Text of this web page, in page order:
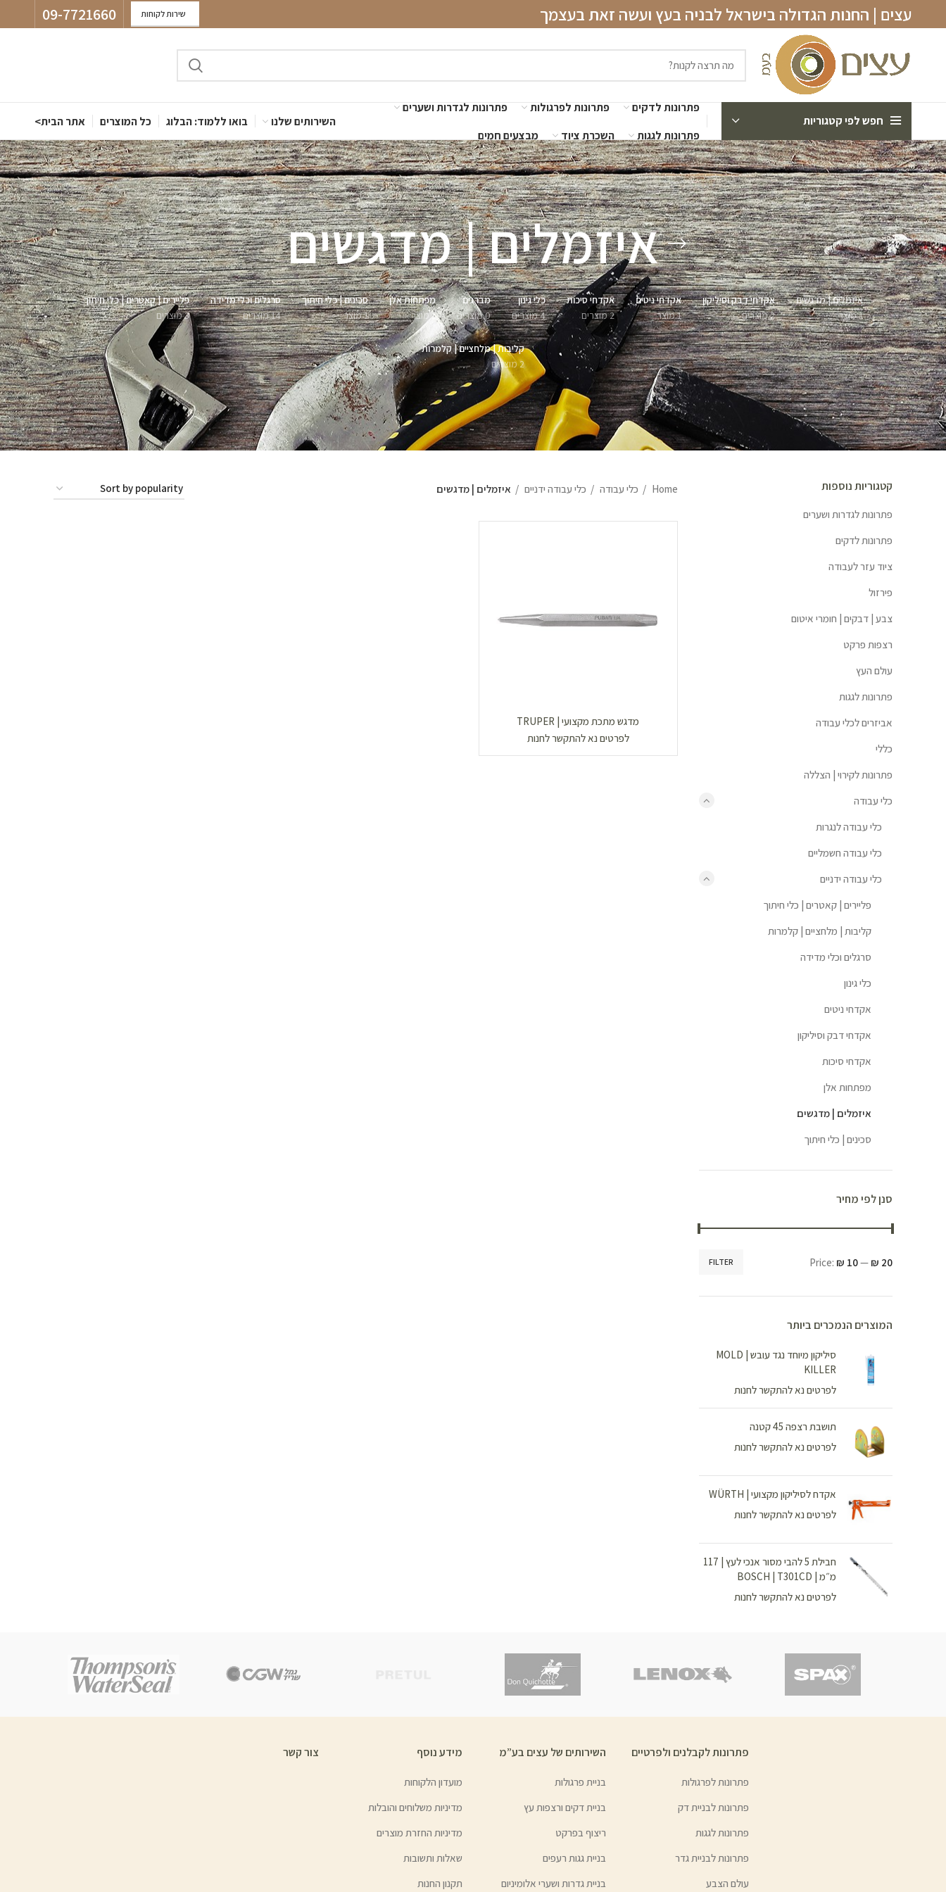
עצים | החנות הגדולה בישראל לבניה בעץ ועשה זאת בעצמך שירות לקוחות 09-7721660
חפש לפי קטגוריות
פתרונות לדקים פתרונות לפרגולות
פתרונות לגדרות ושערים
פתרונות לגגות
השכרת ציוד מבצעים חמים
השירותים שלנו בואו ללמוד: הבלוג כל המוצרים אתר הבית>
איזמלים | מדגשים
איזמלים | מדגשים
1 מוצר
אקדחי דבק וסיליקון
2 מוצרים
אקדחי ניטים
1 מוצר
אקדחי סיכות
2 מוצרים
כלי גינון
4 מוצרים
מברגים
0 מוצרים
מפתחות אלן
1 מוצר
סכינים | כלי חיתוך
1 מוצר
סרגלים וכלי מדידה
14 מוצרים
פליירים | קאטרים | כלי חיתוך
3 מוצרים
קליבות | מלחציים | קלמרות
2 מוצרים
קטגוריות נוספות
פתרונות לגדרות ושערים
פתרונות לדקים
ציוד עזר לעבודה
פירזול
צבע | דבקים | חומרי איטום
רצפות פרקט
עולם העץ
פתרונות לגגות
אביזרים לכלי עבודה
כללי
פתרונות לקירוי | הצללה
כלי עבודה
כלי עבודה לנגרות
כלי עבודה חשמליים
כלי עבודה ידניים
פליירים | קאטרים | כלי חיתוך
קליבות | מלחציים | קלמרות
סרגלים וכלי מדידה
כלי גינון
אקדחי ניטים
אקדחי דבק וסיליקון
אקדחי סיכות
מפתחות אלן
איזמלים | מדגשים
סכינים | כלי חיתוך
סנן לפי מחיר
FILTER Price: ₪ 10— ₪ 20
המוצרים הנמכרים ביותר
סיליקון מיוחד נגד עובש | MOLD
KILLER
לפרטים נא להתקשר לחנות
תושבת רצפה 45 קטנה
לפרטים נא להתקשר לחנות
אקדח לסיליקון מקצועי | WÜRTH
לפרטים נא להתקשר לחנות
חבילת 5 להבי מסור אנכי לעץ | 117
מ״מ | BOSCH | T301CD
לפרטים נא להתקשר לחנות
Home כלי עבודה כלי עבודה ידניים איזמלים | מדגשים
מדגש מתכת מקצועי | TRUPER
לפרטים נא להתקשר לחנות
פתרונות לקבלנים ולפרטיים
פתרונות לפרגולות
פתרונות לבניית דק
פתרונות לגגות
פתרונות לבניית גדר
עולם הצבע
השירותים של עצים בע”מ
בניית פרגולות
בניית דקים ורצפות עץ
ריצוף בפרקט
בניית גגות רעפים
בניית גדרות ושערי אלומיניום
מידע נוסף
מועדון הלקוחות
מדיניות משלוחים והובלות
מדיניות החזרת מוצרים
שאלות ותשובות
תקנון החנות
צור קשר